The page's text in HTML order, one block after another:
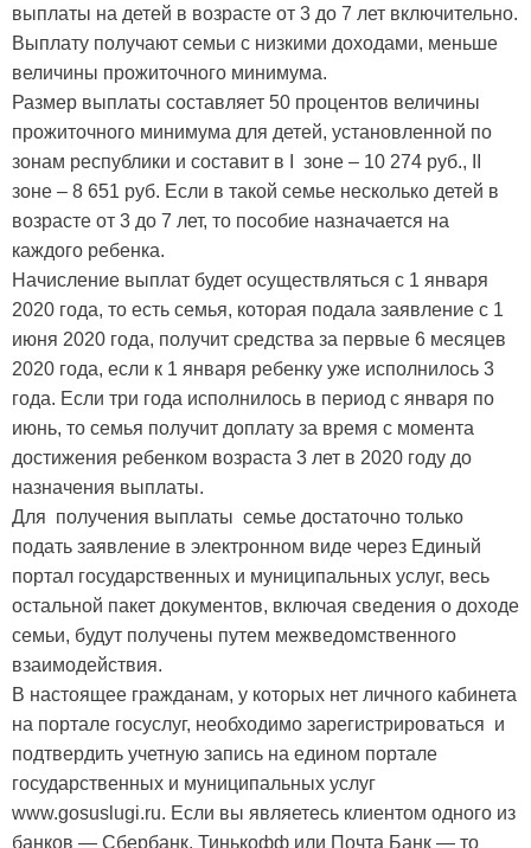
выплаты на детей в возрасте от 3 до 7 лет включительно.
Выплату получают семьи с низкими доходами, меньше
величины прожиточного минимума.
Размер выплаты составляет 50 процентов величины
прожиточного минимума для детей, установленной по
зонам республики и составит в I зоне – 10 274 руб., II
зоне – 8 651 руб. Если в такой семье несколько детей в
возрасте от 3 до 7 лет, то пособие назначается на
каждого ребенка.
Начисление выплат будет осуществляться с 1 января
2020 года, то есть семья, которая подала заявление с 1
июня 2020 года, получит средства за первые 6 месяцев
2020 года, если к 1 января ребенку уже исполнилось 3
года. Если три года исполнилось в период с января по
июнь, то семья получит доплату за время с момента
достижения ребенком возраста 3 лет в 2020 году до
назначения выплаты.
Для получения выплаты семье достаточно только
подать заявление в электронном виде через Единый
портал государственных и муниципальных услуг, весь
остальной пакет документов, включая сведения о доходе
семьи, будут получены путем межведомственного
взаимодействия.
В настоящее гражданам, у которых нет личного кабинета
на портале госуслуг, необходимо зарегистрироваться и
подтвердить учетную запись на едином портале
государственных и муниципальных услуг
www.gosuslugi.ru. Если вы являетесь клиентом одного из
банков — Сбербанк, Тинькофф или Почта Банк — то